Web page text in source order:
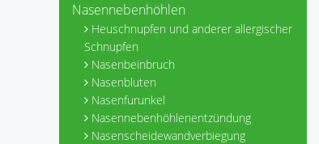
Nasennebenhöhlen
Heuschnupfen und anderer allergischer
Schnupfen
Nasenbeinbruch
Nasenbluten
Nasenfurunkel
Nasennebenhöhlenentzündung
Nasenscheidewandverbiegung